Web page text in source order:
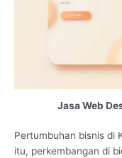
Jasa Web
Pertumbuhan bisnis di
itu, perkembangan di